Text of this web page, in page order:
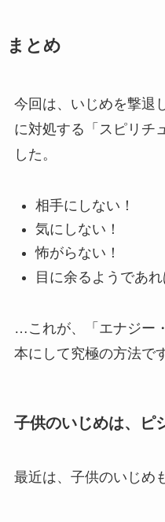
まとめ
今回は、 いじめを撃退
に対処する「スピリチ
した。
相手にしない！
気にしない！
怖がらない！
目に余るようであ
…これが、
「エナジー
本にして究極の方法で
子供のいじめは、ピ
最近は、子供のいじめ